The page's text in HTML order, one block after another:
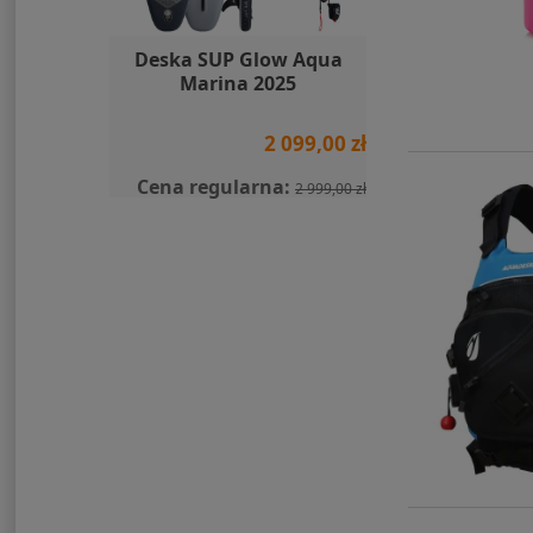
Deska SUP Glow Aqua
Marina 2025
2 099,00 zł
Cena regularna: 2 999,00 zł